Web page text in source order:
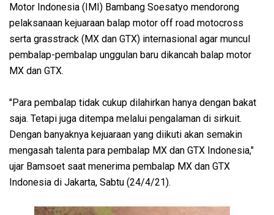
Motor Indonesia (IMI) Bambang Soesatyo mendorong
pelaksanaan kejuaraan balap motor off road motocross
serta grasstrack (MX dan GTX) internasional agar muncul
pembalap-pembalap unggulan baru dikancah balap motor
MX dan GTX.
"Para pembalap tidak cukup dilahirkan hanya dengan bakat
saja. Tetapi juga ditempa melalui pengalaman di sirkuit.
Dengan banyaknya kejuaraan yang diikuti akan semakin
mengasah talenta para pembalap MX dan GTX Indonesia,"
ujar Bamsoet saat menerima pembalap MX dan GTX
Indonesia di Jakarta, Sabtu (24/4/21).